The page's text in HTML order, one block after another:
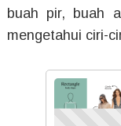
buah pir, buah
mengetahui ciri-